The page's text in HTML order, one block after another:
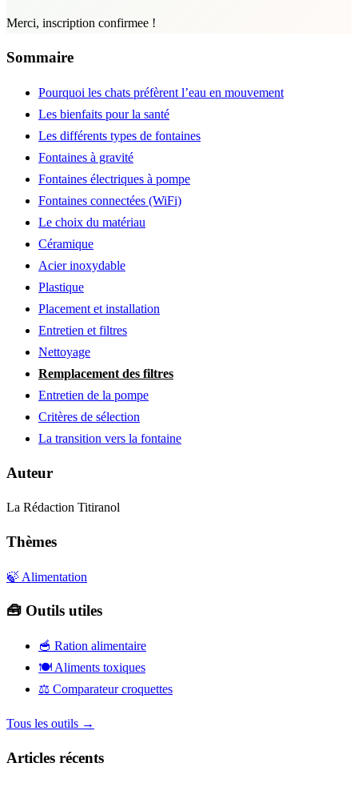
Merci, inscription confirmee !
Sommaire
Pourquoi les chats préfèrent l’eau en mouvement
Les bienfaits pour la santé
Les différents types de fontaines
Fontaines à gravité
Fontaines électriques à pompe
Fontaines connectées (WiFi)
Le choix du matériau
Céramique
Acier inoxydable
Plastique
Placement et installation
Entretien et filtres
Nettoyage
Remplacement des filtres
Entretien de la pompe
Critères de sélection
La transition vers la fontaine
Auteur
La Rédaction Titiranol
Thèmes
🍃 Alimentation
🧰 Outils utiles
🥣 Ration alimentaire
🍽️ Aliments toxiques
⚖️ Comparateur croquettes
Tous les outils →
Articles récents